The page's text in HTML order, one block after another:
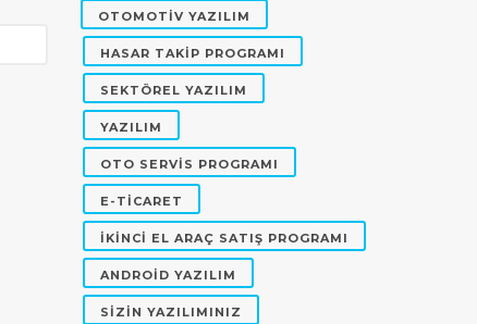
OTOMOTİV YAZILIM
HASAR TAKİP PROGRAMI
SEKTÖREL YAZILIM
YAZILIM
OTO SERVİS PROGRAMI
E-TİCARET
İKİNCİ EL ARAÇ SATIŞ PROGRAMI
ANDROİD YAZILIM
SİZİN YAZILIMINIZ